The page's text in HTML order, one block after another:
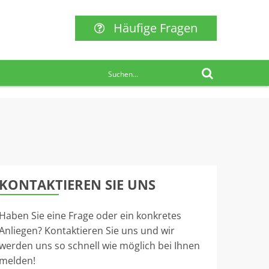
Häufige Fragen
KONTAKTIEREN SIE UNS
Haben Sie eine Frage oder ein konkretes
Kontaktieren Sie uns und wir
uns so schnell wie möglich bei Ihnen
melden!